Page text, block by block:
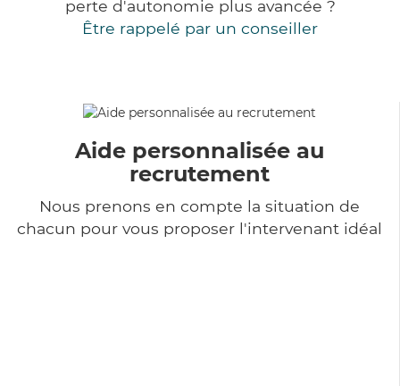
perte d'autonomie plus avancée ?
Être rappelé par un conseiller
Aide personnalisée au
recrutement
Nous prenons en compte la situation de
chacun pour vous proposer l'intervenant idéal